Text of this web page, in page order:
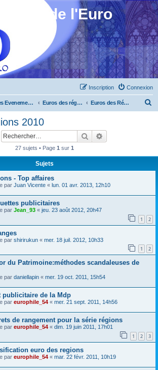
Amis de l'Euro
Connexion
Inscription
Les Evenements ! [Ouvert au public] Euros des régions 2010 à 2012 Euros des Régions 2010
2010
Rechercher
27 sujets • Page 1 sur 1
Sujets
- Top affaires
par Juan Vicente « lun. 01 avr. 2013, 12h10
publicitaires
par Jean_93 « jeu. 23 août 2012, 20h47
1 2
par shirirukun « mer. 18 juil. 2012, 10h33
1 2
du Patrimoine:méthodes scandaleuses de
par daniellapin « mer. 19 oct. 2011, 15h54
publicitaire de la Mdp
par europhile_54 « mer. 21 sept. 2011, 14h56
de rangement pour la série régions
par europhile_54 « dim. 19 juin 2011, 17h01
1 2 3
euro des regions
par europhile_54 « mar. 22 févr. 2011, 10h19